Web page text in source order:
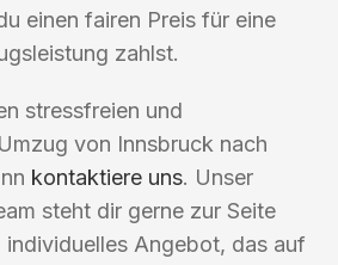
einen fairen Preis für eine
zahlst.
stressfreien und
von Innsbruck nach
kontaktiere uns. Unser
steht dir gerne zur Seite
individuelles Angebot, das auf